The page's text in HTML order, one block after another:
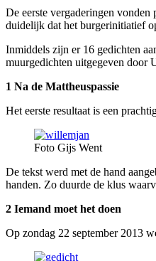
De eerste vergaderingen
duidelijk dat het burgerinitiatief
Inmiddels zijn er 16 gedichten
muurgedichten uitgegeven door
1 Na de Mattheuspassie
Het eerste resultaat is een
Foto Gijs Went
De tekst werd met de hand
handen. Zo duurde de klus
2 Iemand moet het doen
Op zondag 22 september 2013